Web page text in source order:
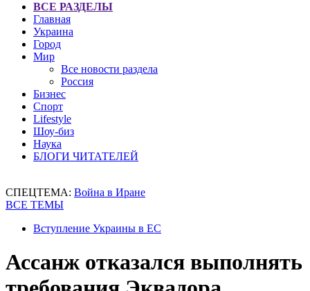
ВСЕ РАЗДЕЛЫ
Главная
Украина
Город
Мир
Все новости раздела
Россия
Бизнес
Спорт
Lifestyle
Шоу-биз
Наука
БЛОГИ ЧИТАТЕЛЕЙ
СПЕЦТЕМА: Война в Иране
ВСЕ ТЕМЫ
Вступление Украины в ЕС
Ассанж отказался выполнять